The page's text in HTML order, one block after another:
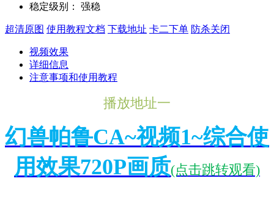
稳定级别：
强稳
超清原图 使用教程文档 下载地址 卡二下单 防杀关闭
视频效果
详细信息
注意事项和使用教程
播放地址一
幻兽帕鲁CA~视频1~综合使
用效果720P画质(点击跳转观看)